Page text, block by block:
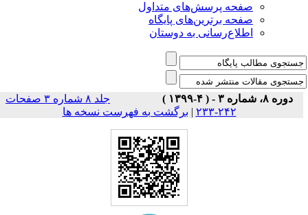
صفحه پرسش‌های متداول
صفحه برترین‌های پایگاه
اطلاع‌رسانی به دوستان
دوره ۸، شماره ۳ - ( ۴-۱۳۹۹ )
جلد ۸ شماره ۳ صفحات
۲۴۲-۲۳۳
|برگشت به فهرست نسخه ها